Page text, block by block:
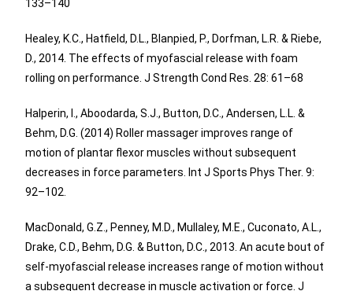
133–140
Healey, K.C., Hatfield, D.L., Blanpied, P., Dorfman, L.R. & Riebe,
D., 2014. The effects of myofascial release with foam
rolling on performance. J Strength Cond Res. 28: 61–68
Halperin, I., Aboodarda, S.J., Button, D.C., Andersen, L.L. &
Behm, D.G. (2014) Roller massager improves range of
motion of plantar flexor muscles without subsequent
decreases in force parameters. Int J Sports Phys Ther. 9:
92–102.
MacDonald, G.Z., Penney, M.D., Mullaley, M.E., Cuconato, A.L.,
Drake, C.D., Behm, D.G. & Button, D.C., 2013. An acute bout of
self-myofascial release increases range of motion without
a subsequent decrease in muscle activation or force. J